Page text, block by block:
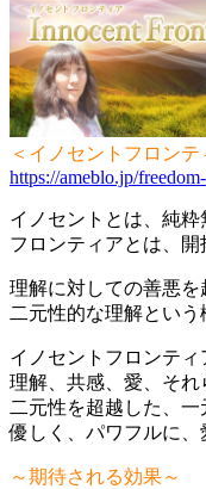
＜イノセントフロンテ
https://ameblo.jp/
イノセントとは、純粋
フロンティアとは、開
理解に対しての善悪を
二元性的な理解という
イノセントフロンティ
理解、共感、愛、それ
二元性を超越した、
優しく、パワフルに、
～期待される効果～